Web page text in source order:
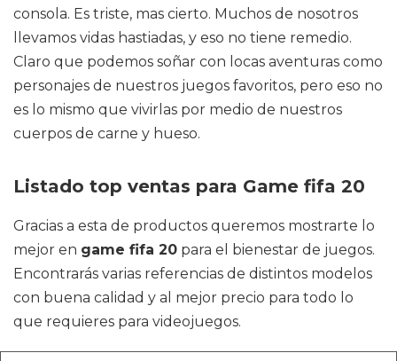
consola. Es triste, mas cierto. Muchos de nosotros
llevamos vidas hastiadas, y eso no tiene remedio.
Claro que podemos soñar con locas aventuras como
personajes de nuestros juegos favoritos, pero eso no
es lo mismo que vivirlas por medio de nuestros
cuerpos de carne y hueso.
Listado top ventas para Game fifa 20
Gracias a esta de productos queremos mostrarte lo
mejor en game fifa 20 para el bienestar de juegos.
Encontrarás varias referencias de distintos modelos
con buena calidad y al mejor precio para todo lo
que requieres para videojuegos.